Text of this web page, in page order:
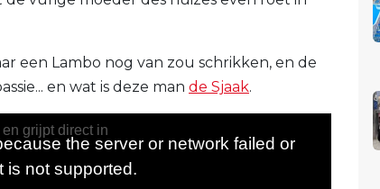
een Lambo nog van zou schrikken, en de
en wat is deze man de Sjaak.